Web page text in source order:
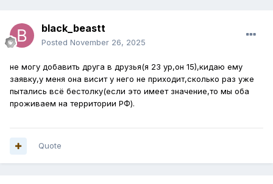
black_beastt
Posted November 26, 2025
не могу добавить друга в друзья(я 23 ур,он 15),кидаю ему
заявку,у меня она висит у него не приходит,сколько раз уже
пытались всё бестолку(если это имеет значение,то мы оба
проживаем на территории РФ).
Quote